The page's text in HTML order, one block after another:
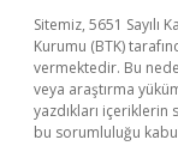
Sitemiz, 5651 Sayılı
Kurumu (BTK)
vermektedir. Bu
veya araştırma
yazdıkları
bu sorumluluğu